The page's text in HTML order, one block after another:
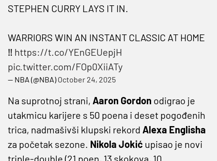
STEPHEN CURRY LAYS IT IN.
WARRIORS WIN AN INSTANT CLASSIC AT HOME
‼️ https://t.co/YEnGEUepjH
pic.twitter.com/FOp0XiiATy
— NBA (@NBA)October 24, 2025
Na suprotnoj strani, Aaron Gordon odigrao je
utakmicu karijere s 50 poena i deset pogođenih
trica, nadmašivši klupski rekord Alexa Englisha
za početak sezone. Nikola Jokić upisao je novi
triple-double (21 poen, 13 skokova, 10